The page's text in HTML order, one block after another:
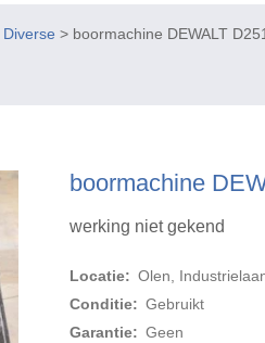
Diverse > boormachine DEWALT
boormachine
werking niet gekend
Locatie: Olen,
Conditie: Gebruikt
Garantie: Geen